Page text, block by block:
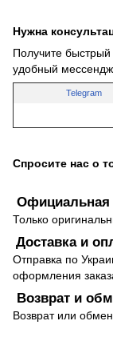
Нужна
Получите быстрый
удобный
Telegram
Спросите нас о
Официальная
Только
Доставка и
Отправка по
оформления
Возврат и
Возврат или